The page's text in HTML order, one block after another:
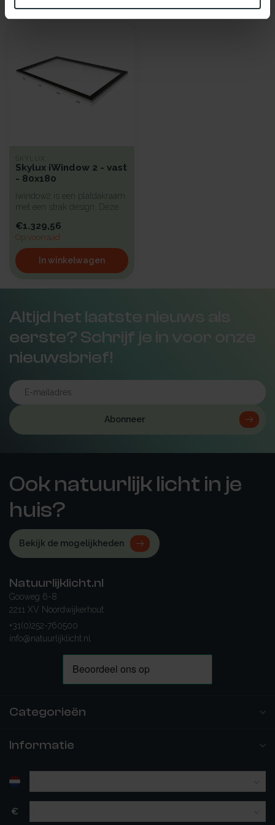
SKYLUX
Skylux iWindow 2 - vast
- 80x180
iwindow2 is een platdakraam
met een strak design. Deze
€1.329,56
Op voorraad
In winkelwagen
Altijd het laatste nieuws als
eerste? Schrijf je in voor onze
nieuwsbrief!
Abonneer
Ook natuurlijk licht in je
huis?
Bekijk de mogelijkheden
Natuurlijklicht.nl
Gooweg 6-8
2211 XV Noordwijkerhout
+31(0)252-760500
info@natuurlijklicht.nl
Categorieën
Informatie
€